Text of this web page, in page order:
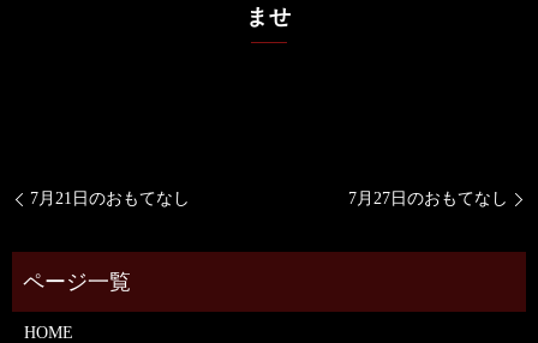
ませ
7月21日のおもてなし 7月27日のおもてなし
HOME